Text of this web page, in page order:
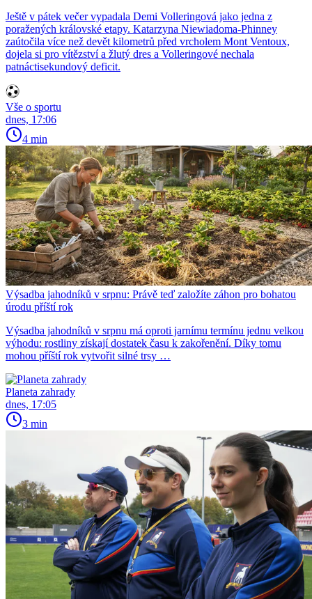
Ještě v pátek večer vypadala Demi Volleringová jako jedna z
poražených královské etapy. Katarzyna Niewiadoma-Phinney
zaútočila více než devět kilometrů před vrcholem Mont Ventoux,
dojela si pro vítězství a žlutý dres a Volleringové nechala
patnáctisekundový deficit.
Vše o sportu
dnes, 17:06
4 min
Výsadba jahodníků v srpnu: Právě teď založíte záhon pro bohatou
úrodu příští rok
Výsadba jahodníků v srpnu má oproti jarnímu termínu jednu velkou
výhodu: rostliny získají dostatek času k zakořenění. Díky tomu
mohou příští rok vytvořit silné trsy …
Planeta zahrady
dnes, 17:05
3 min